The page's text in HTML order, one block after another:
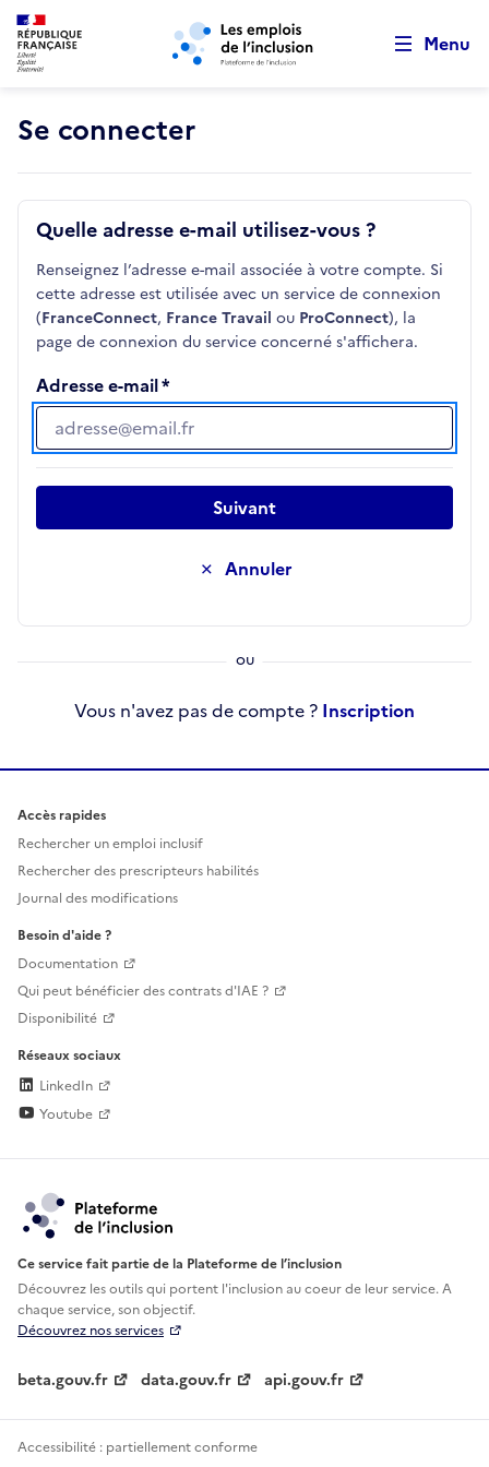
Aller au menu principal Aller au contenu principal
Menu
Se connecter
Quelle adresse e-mail utilisez-vous ?
Renseignez l’adresse e-mail associée à votre compte. Si
cette adresse est utilisée avec un service de connexion
(FranceConnect, France Travail ou ProConnect), la
page de connexion du service concerné s'affichera.
Adresse e-mail
Adresse e-mail
Annuler
Suivant
Vous n'avez pas de compte ? Inscription
Accès rapides
Rechercher un emploi inclusif
Rechercher des prescripteurs habilités
Journal des modifications
Besoin d'aide ?
Documentation
Qui peut bénéficier des contrats d'IAE ?
Disponibilité
Réseaux sociaux
LinkedIn
Youtube
Ce service fait partie de la Plateforme de l’inclusion
Découvrez les outils qui portent l'inclusion aucoeur de leur service. A
chaque service, son objectif.
Découvrez nos services
beta.gouv.fr data.gouv.fr api.gouv.fr
Accessibilité : partiellement conforme
Retour au début de la page
Panneau de gestion des cookies